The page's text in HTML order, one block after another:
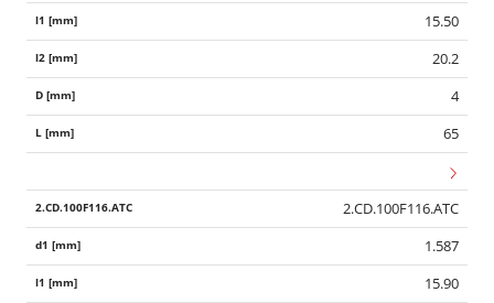
15.50
20.2
4
65
2.CD.100F116.ATC
1.587
15.90